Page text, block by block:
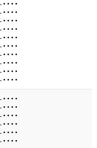
- • • • •
- • • • •
- • • • •
- • • • •
- • • • •
- • • • •
- • • • •
- • • • •
- • • • •
- • • • •
- • • • •
- • • • •
- • • • •
- • • • •
- • • • •
- • • • •